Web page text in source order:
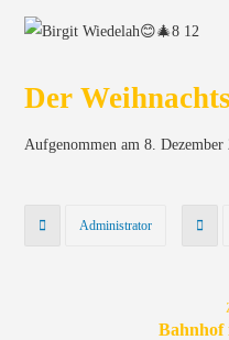
Der
Aufgenommen am 8. Dezember
Administrator
Bahnhof